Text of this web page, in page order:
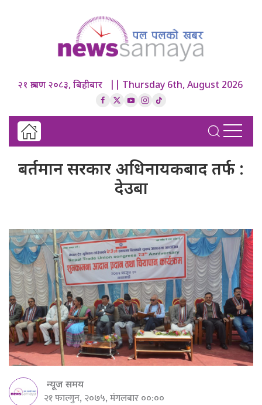
२१ श्रावण २०८३, बिहीबार || Thursday 6th, August 2026
बर्तमान सरकार अधिनायकबाद तर्फ :
देउबा
न्यूज समय
२१ फाल्गुन, २०७५, मंगलबार ००:००